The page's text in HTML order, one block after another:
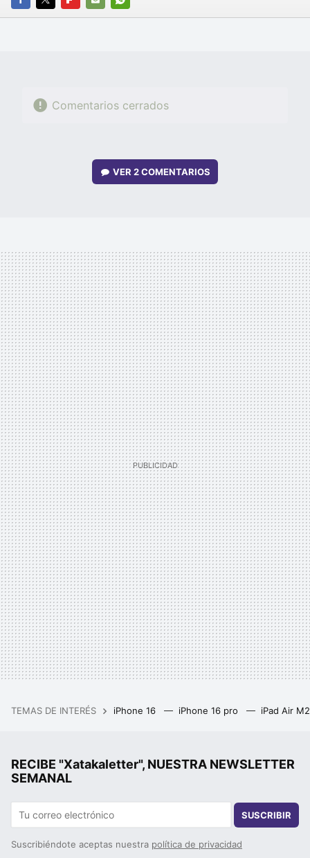
FACEBOOK
TWITTERFLIPBOARD
E-
WHATSAPP
Comentarios cerrados
VER2 COMENTARIOS
TEMAS DE INTERÉS iPhone 16 iPhone 16 pro iPad Air
RECIBE "Xatakaletter", NUESTRA NEWSLETTER
SEMANAL
SUSCRIBIR
Suscribiéndote aceptas nuestra política de privacidad